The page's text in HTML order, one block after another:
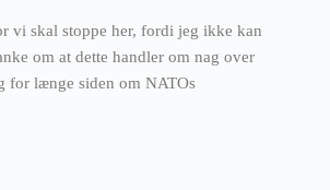
vi skal stoppe her, fordi jeg ikke kan
om at dette handler om nag over
for længe siden om NATOs